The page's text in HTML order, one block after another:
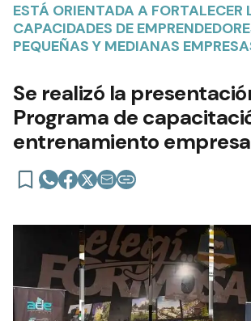
ESTÁ ORIENTADA A FORTALECER
CAPACIDADES DE
PEQUEÑAS Y MEDIANAS
Se realizó la
Programa de
entrenamiento